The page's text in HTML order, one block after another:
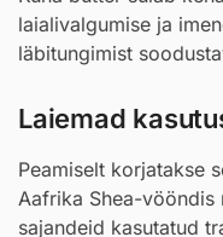
laialivalgumise ja
läbitungimist
Laiemad
Peamiselt korjatakse
Aafrika Shea-
sajandeid kasutatud